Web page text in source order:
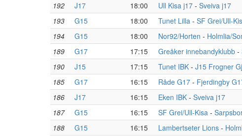
192
J17 18:00 Ull Kisa j17 - Sveiva j17
193
G15 18:00 Tunet Lilla - SF Grei/Ull-
194
G15 18:00 Nor92/Horten - Holmlia/
189
G17 17:15 Greåker innebandyklubb -
190
J15 17:15 Tunet IBK - J15 Frogner
185
G17 16:15 Råde G17 - Fjerdingby
186
J17 16:15 Eken IBK - Sveiva j17
187
G15 16:15 SF Grei/Ull-Kisa -
188
G15 16:15 Lambertseter Lions -